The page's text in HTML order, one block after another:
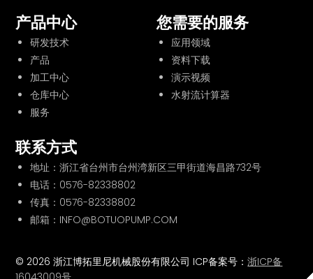
产品中心
研发技术
产品
加工中心
仓库中心
服务
您需要的服务
应用领域
资料下载
演示视频
水射流计算器
联系方式
地址：浙江省台州市台州湾新区三甲街道海昌路732号
电话： 0576-82338802
传真：0576-82338802
邮箱：INFO@BOTUOPUMP.COM
© 2026 浙江博拓里尼机械股份有限公司 ICP备案号：浙ICP备